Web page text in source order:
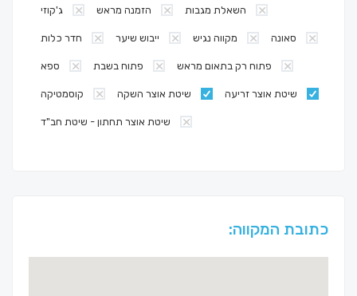
ג'קוזי הזמנה מראש השאלת מגבות
חדר כלות ייבוש שיער מקווה נגיש סאונה
ספא פתוח בשבת פתוח רק בתאום מראש
קוסמטיקה שיטת אוצר השקה שיטת אוצר זריעה
שיטת אוצר תחתון - שיטת חב"ד
כתובת המקווה: